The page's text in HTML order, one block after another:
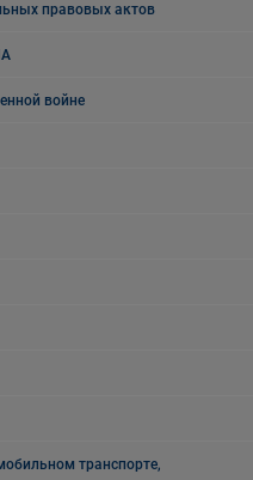
правовых актов
войне
транспорте,